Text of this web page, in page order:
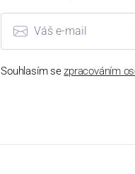
Souhlasím sezpracováním